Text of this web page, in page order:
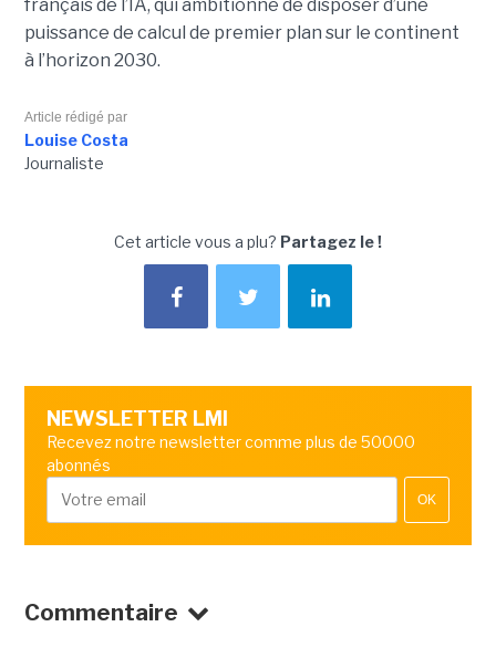
français de l’IA, qui ambitionne de disposer d’une
puissance de calcul de premier plan sur le continent
à l’horizon 2030.
Article rédigé par
Louise Costa
Journaliste
Cet article vous a plu? Partagez le !
NEWSLETTER LMI
Recevez notre newsletter comme plus de 50000
abonnés
OK
Commentaire